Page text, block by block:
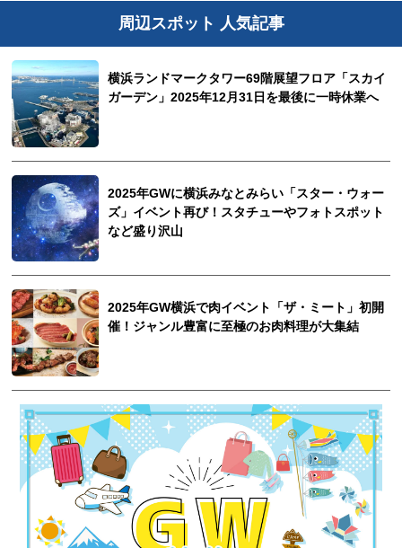
周辺スポット 人気記事
横浜ランドマークタワー69階展望フロア「スカイ
ガーデン」2025年12月31日を最後に一時休業へ
2025年GWに横浜みなとみらい「スター・ウォー
ズ」イベント再び！スタチューやフォトスポット
など盛り沢山
2025年GW横浜で肉イベント「ザ・ミート」初開
催！ジャンル豊富に至極のお肉料理が大集結